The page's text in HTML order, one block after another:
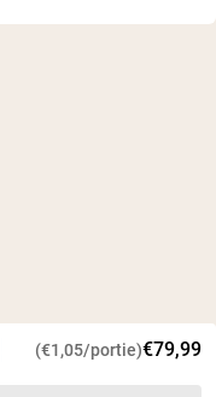
(€1,05/portie)€79,99